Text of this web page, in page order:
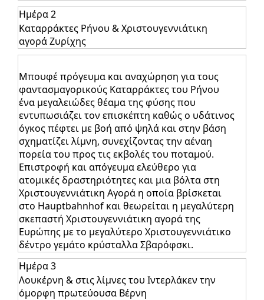
Ημέρα 2
Καταρράκτες Ρήνου & Χριστουγεννιάτικη
αγορά Ζυρίχης
Μπουφέ πρόγευμα και αναχώρηση για τους
φαντασμαγορικούς Καταρράκτες του Ρήνου
ένα μεγαλειώδες θέαμα της φύσης που
εντυπωσιάζει τον επισκέπτη καθώς ο υδάτινος
όγκος πέφτει με βοή από ψηλά και στην βάση
σχηματίζει λίμνη, συνεχίζοντας την αέναη
πορεία του προς τις εκβολές του ποταμού.
Επιστροφή και απόγευμα ελεύθερο για
ατομικές δραστηριότητες και μια βόλτα στη
Χριστουγεννιάτικη Αγορά η οποία βρίσκεται
στο Hauptbahnhof και θεωρείται η μεγαλύτερη
σκεπαστή Χριστουγεννιάτικη αγορά της
Ευρώπης με το μεγαλύτερο Χριστουγεννιάτικο
δέντρο γεμάτο κρύσταλλα Σβαρόφσκι.
Ημέρα 3
Λουκέρνη & στις λίμνες του Ιντερλάκεν την
όμορφη πρωτεύουσα Βέρνη